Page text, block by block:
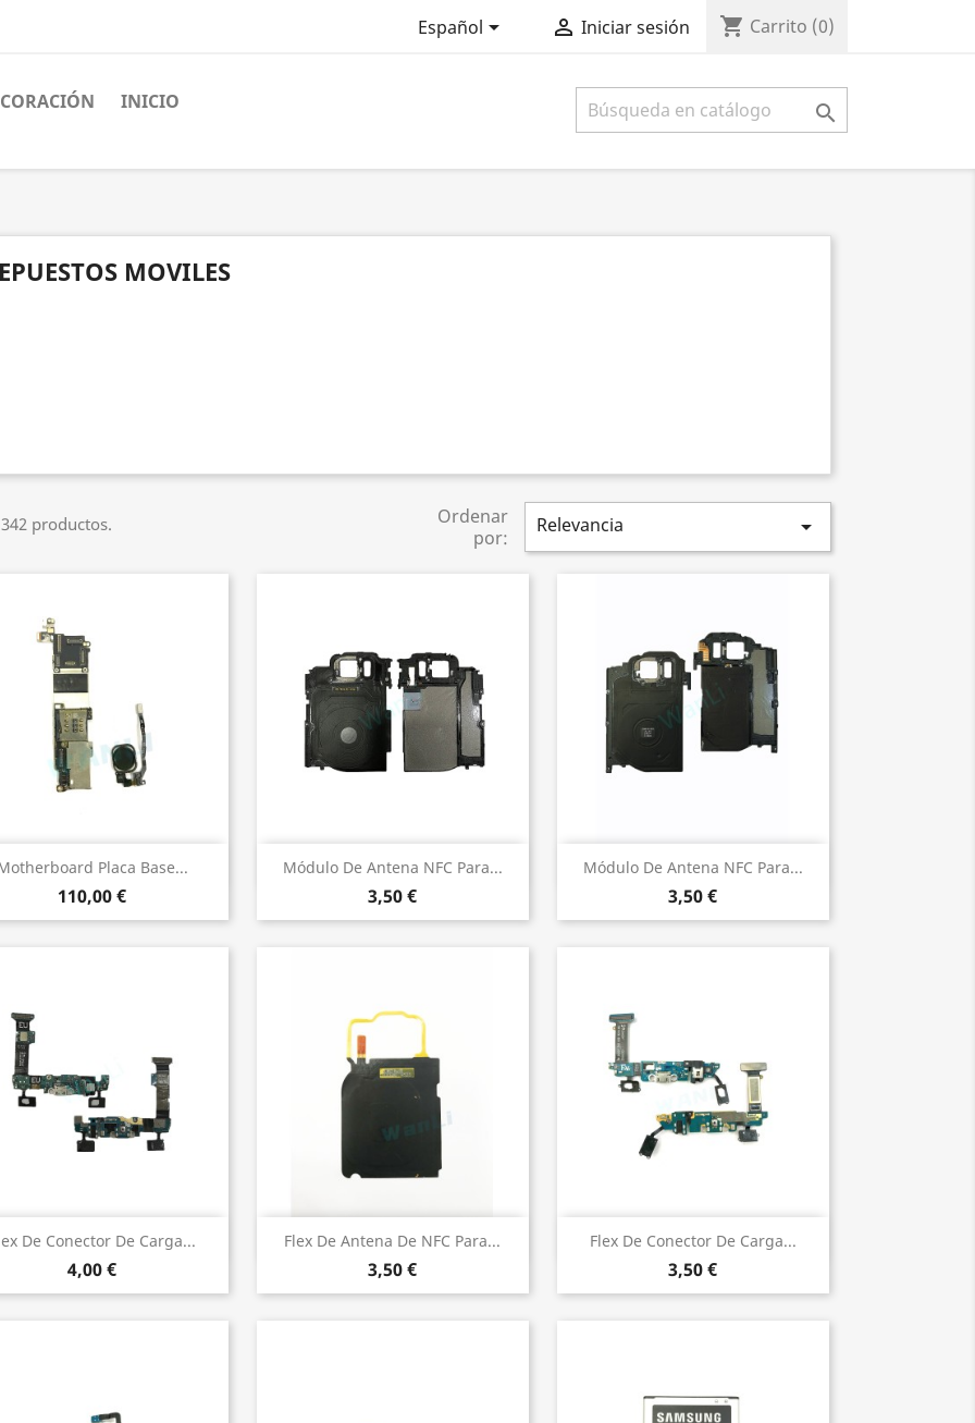
Español  Iniciar sesión shopping_cart Carrito (0)
INICIO 
MOVILES
productos.
Ordenar
por:
Relevancia 
Placa Base...
110,00 €
Vista rápida Módulo De Antena NFC Para...
3,50 €
Vista rápida Módulo De Antena NFC Para...
3,50 €
Vista rápida
De Conector De Carga...
4,00 €
Vista rápida Flex De Antena De NFC Para...
3,50 €
Vista rápida Flex De Conector De Carga...
3,50 €
Vista rápida